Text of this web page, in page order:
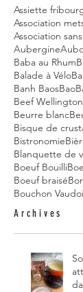
Assiette
Association
Association
Aubergine
Baba au Rhum
Balade à Vélo
Banh BaosBao
Beef Wellington
Beurre blanc
Bisque de
Bistronomie
Blanquette de
Boeuf Bouilli
Boeuf braisé
Bouchon
Archives